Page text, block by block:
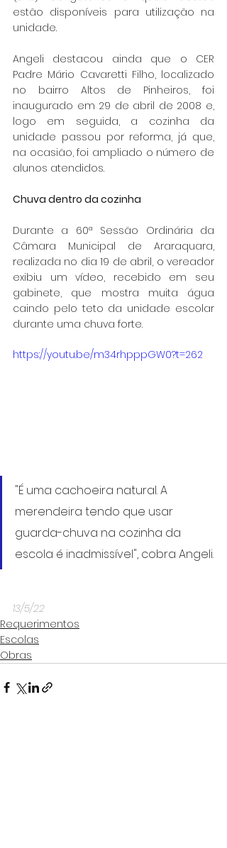
estão disponíveis para utilização na
unidade.
Angeli destacou ainda que o CER
Padre Mário Cavaretti Filho, localizado
no bairro Altos de Pinheiros, foi
inaugurado em 29 de abril de 2008 e,
logo em seguida, a cozinha da
unidade passou por reforma, já que,
na ocasião, foi ampliado o número de
alunos atendidos.
Chuva dentro da cozinha
Durante a 60ª Sessão Ordinária da
Câmara Municipal de Araraquara,
realizada no dia 19 de abril, o vereador
exibiu um vídeo, recebido em seu
gabinete, que mostra muita água
caindo pelo teto da unidade escolar
durante uma chuva forte.
https://youtu.be/m34rhpppGW0?t=262
"É uma cachoeira natural. A
merendeira tendo que usar
guarda-chuva na cozinha da
escola é inadmissível", cobra Angeli.
13/5/22
Requerimentos
Escolas
Obras